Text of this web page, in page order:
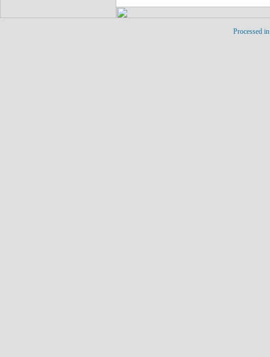
Processed